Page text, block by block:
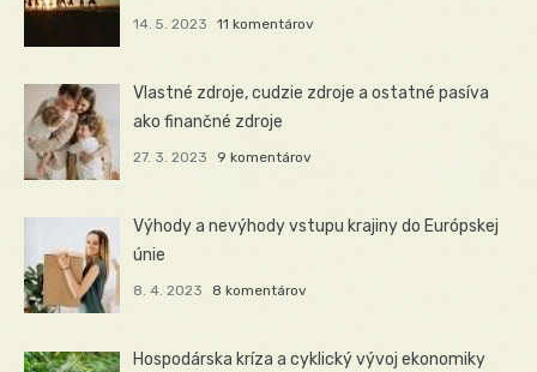
14. 5. 2023 11 komentárov
Vlastné zdroje, cudzie zdroje a ostatné pasíva
ako finančné zdroje
27. 3. 2023 9 komentárov
Výhody a nevýhody vstupu krajiny do Európskej
únie
8. 4. 2023 8 komentárov
Hospodárska kríza a cyklický vývoj ekonomiky